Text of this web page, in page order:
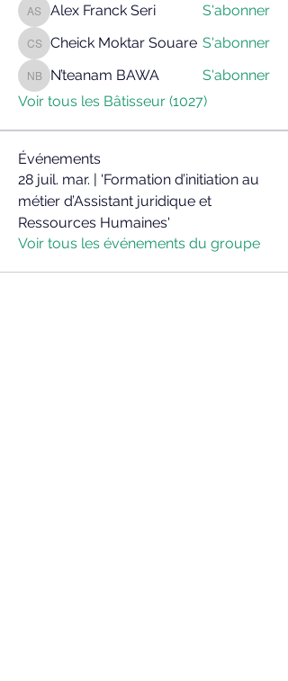
Alex Franck Seri
Alex Franck Seri S'abonner
Cheick Moktar Souare
Cheick Moktar Souare S'abonner
N’teanam BAWA
N’teanam BAWA
S'abonner
Voir tous les Bâtisseur (1027)
Événements
28 juil. mar. | 'Formation d’initiation au
métier d’Assistant juridique et
Ressources Humaines'
Voir tous les événements du groupe